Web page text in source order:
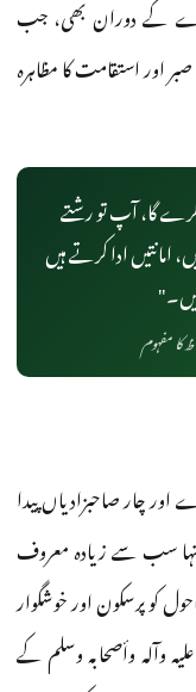
کے دوران بھی، جب
اور استقامت کا مظاہرہ
کرے گا، آپ تو رشتے
ادا کرتے ہیں
مفہوم
چار صاحبزادیاں پیدا
سب سے زیادہ معروف
کو پرسکون اور خوشگوار
وآلہ وأصحابہ وسلم کے